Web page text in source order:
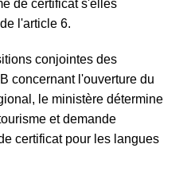
de certificat s'elles
l'article 6.
conjointes des
concernant l'ouverture du
le ministère détermine
et demande
certificat pour les langues